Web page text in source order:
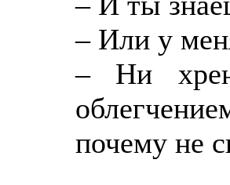
– Или у
– Ни
почему не